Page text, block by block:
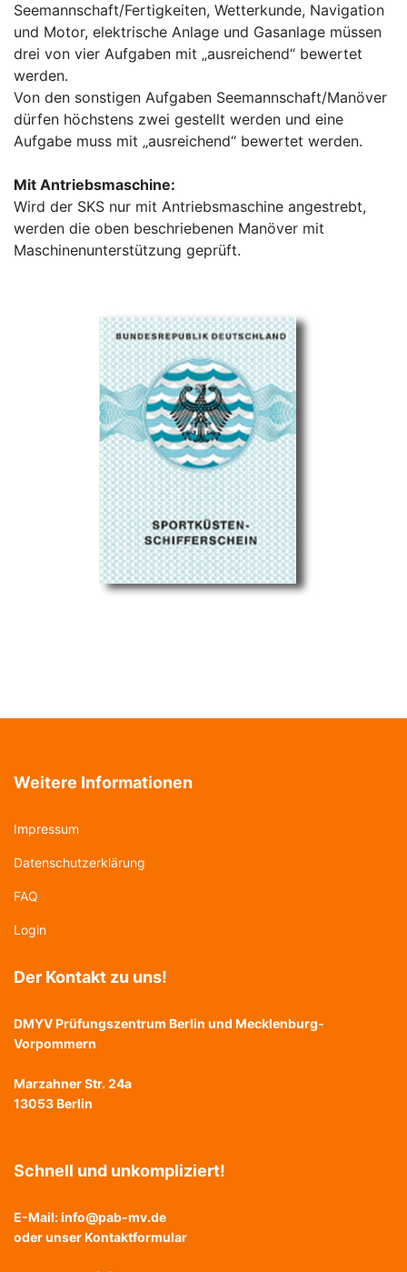
Seemannschaft/Fertigkeiten, Wetterkunde, Navigation
und Motor, elektrische Anlage und Gasanlage müssen
drei von vier Aufgaben mit „ausreichend“ bewertet
werden.
Von den sonstigen Aufgaben Seemannschaft/Manöver
dürfen höchstens zwei gestellt werden und eine
Aufgabe muss mit „ausreichend“ bewertet werden.
Mit Antriebsmaschine:
Wird der SKS nur mit Antriebsmaschine angestrebt,
werden die oben beschriebenen Manöver mit
Maschinenunterstützung geprüft.
Weitere Informationen
Impressum
Datenschutzerklärung
FAQ
Login
Der Kontakt zu uns!
DMYV Prüfungszentrum Berlin und Mecklenburg-
Vorpommern
Marzahner Str. 24a
13053 Berlin
Schnell und unkompliziert!
E-Mail:info@pab-mv.de
oder unserKontaktformular